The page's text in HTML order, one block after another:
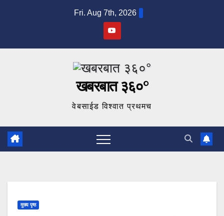
Fri. Aug 7th, 2026
खबरबात ३६०°
वेबसाईड विश्वात प्रथमच
मुख्य पृष्ठ